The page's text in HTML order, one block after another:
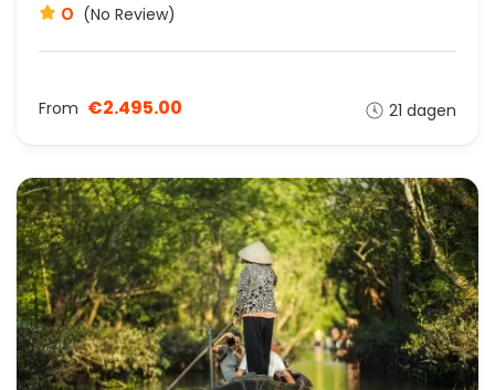
0 (No Review)
From €2.495.00 21 dagen